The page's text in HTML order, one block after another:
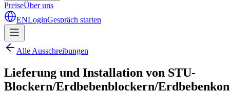
PreiseÜber uns
ENLoginGespräch starten
Alle Ausschreibungen
Lieferung und Installation von STU-
Blockern/Erdbebenblockern/